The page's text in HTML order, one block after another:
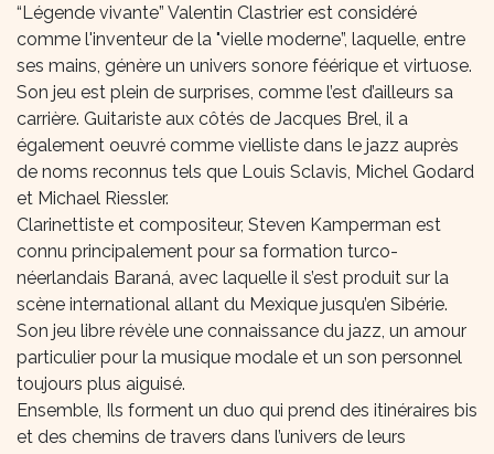
“Légende vivante” Valentin Clastrier est considéré
comme l'inventeur de la "vielle moderne”, laquelle, entre
ses mains, génère un univers sonore féérique et virtuose.
Son jeu est plein de surprises, comme l’est d’ailleurs sa
carrière. Guitariste aux côtés de Jacques Brel, il a
également oeuvré comme vielliste dans le jazz auprès
de noms reconnus tels que Louis Sclavis, Michel Godard
et Michael Riessler.
Clarinettiste et compositeur, Steven Kamperman est
connu principalement pour sa formation turco-
néerlandais Baraná, avec laquelle il s’est produit sur la
scène international allant du Mexique jusqu’en Sibérie.
Son jeu libre révèle une connaissance du jazz, un amour
particulier pour la musique modale et un son personnel
toujours plus aiguisé.
Ensemble, Ils forment un duo qui prend des itinéraires bis
et des chemins de travers dans l’univers de leurs